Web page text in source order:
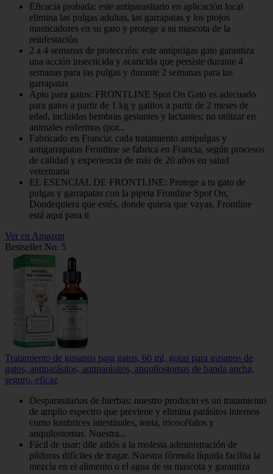
Eficacia probada: este antiparasitario en aplicación local
elimina las pulgas adultas, las garrapatas y los piojos
masticadores en su gato y protege a su mascota de la
reinfestación
2 a 4 semanas de protección: este antipulgas gato garantiza
una acción insecticida y acaricida que persiste durante 4
semanas para las pulgas y durante 2 semanas para las
garrapatas
Apto para gatos: FRONTLINE Spot On Gato es adecuado
para gatos a partir de 1 kg y gatitos a partir de 2 meses de
edad, incluidas hembras gestantes y lactantes; no utilizar en
animales enfermos (por...
Fabricado en Francia: cada tratamiento antipulgas y
antigarrapatas Frontline se fabrica en Francia, según procesos
de calidad y experiencia de más de 20 años en salud
veterinaria
EL ESENCIAL DE FRONTLINE: Protege a tu gato de
pulgas y garrapatas con la pipeta Frontline Spot On,
Dondequiera que estés, donde quiera que vayas, Frontline
está aquí para ti
Ver en Amazon
Bestseller No. 5
Tratamiento de gusanos para gatos, 60 ml, gotas para gusanos de
gatos, antiparásitos, antiparásitos, anquilostomas de banda ancha,
seguro, eficaz
Desparasitarios de hierbas: nuestro producto es un tratamiento
de amplio espectro que previene y elimina parásitos internos
como lombrices intestinales, tenia, tricocéfalos y
anquilostomas. Nuestra...
Fácil de usar: dile adiós a la molesta administración de
píldoras difíciles de tragar. Nuestra fórmula líquida facilita la
mezcla en el alimento o el agua de su mascota y garantiza